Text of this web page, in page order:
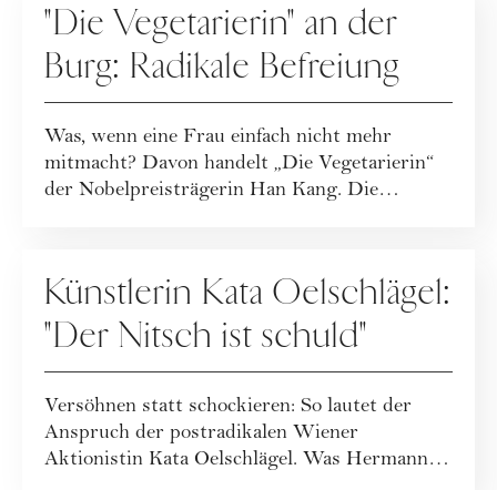
"Die Vegetarierin" an der
Burg: Radikale Befreiung
Was, wenn eine Frau einfach nicht mehr
mitmacht? Davon handelt „Die Vegetarierin“
der Nobelpreisträgerin Han Kang. Die
Künstlerin Kata Oelschlägel:
"Der Nitsch ist schuld"
Versöhnen statt schockieren: So lautet der
Anspruch der postradikalen Wiener
Aktionistin Kata Oelschlägel. Was Hermann